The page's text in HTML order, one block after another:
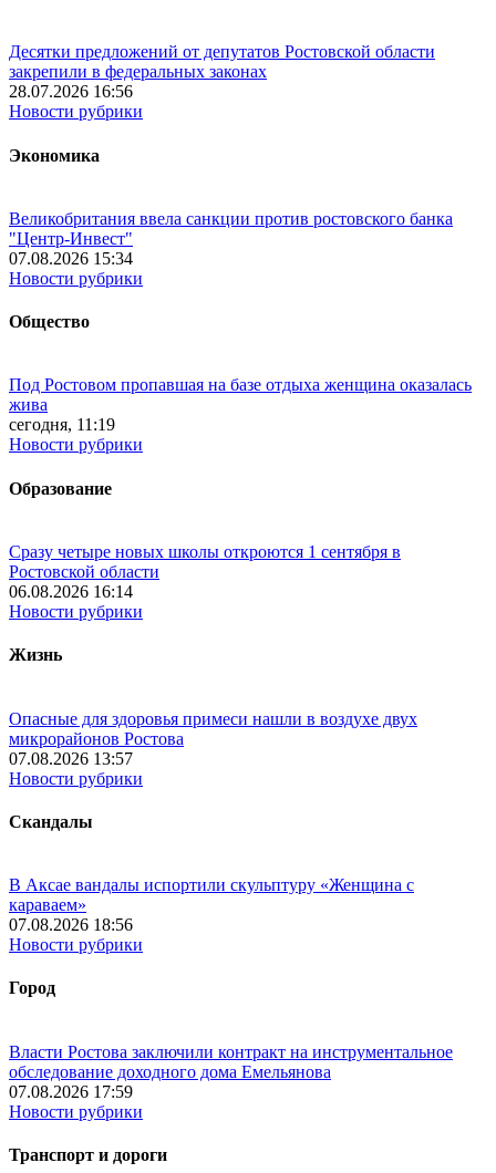
Десятки предложений от депутатов Ростовской области
закрепили в федеральных законах
28.07.2026 16:56
Новости рубрики
Экономика
Великобритания ввела санкции против ростовского банка
"Центр-Инвест"
07.08.2026 15:34
Новости рубрики
Общество
Под Ростовом пропавшая на базе отдыха женщина оказалась
жива
сегодня, 11:19
Новости рубрики
Образование
Сразу четыре новых школы откроются 1 сентября в
Ростовской области
06.08.2026 16:14
Новости рубрики
Жизнь
Опасные для здоровья примеси нашли в воздухе двух
микрорайонов Ростова
07.08.2026 13:57
Новости рубрики
Скандалы
В Аксае вандалы испортили скульптуру «Женщина с
караваем»
07.08.2026 18:56
Новости рубрики
Город
Власти Ростова заключили контракт на инструментальное
обследование доходного дома Емельянова
07.08.2026 17:59
Новости рубрики
Транспорт и дороги